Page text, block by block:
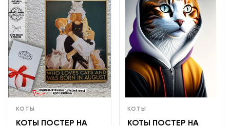
КОТЫ
КОТЫ ПОСТЕР НА
КОТЫ
КОТЫ ПОСТЕР НА